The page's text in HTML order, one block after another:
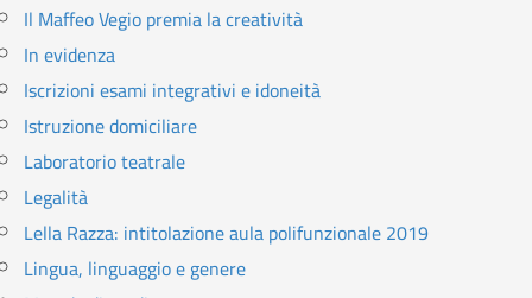
Il Maffeo Vegio premia la creatività
In evidenza
Iscrizioni esami integrativi e idoneità
Istruzione domiciliare
Laboratorio teatrale
Legalità
Lella Razza: intitolazione aula polifunzionale 2019
Lingua, linguaggio e genere